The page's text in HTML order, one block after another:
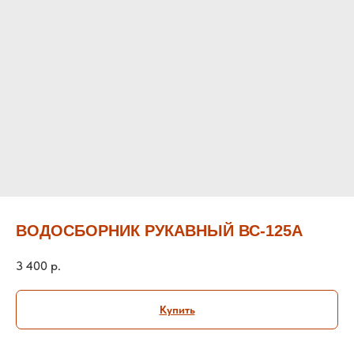
ВОДОСБОРНИК РУКАВНЫЙ ВС-125А
3 400 р.
Купить